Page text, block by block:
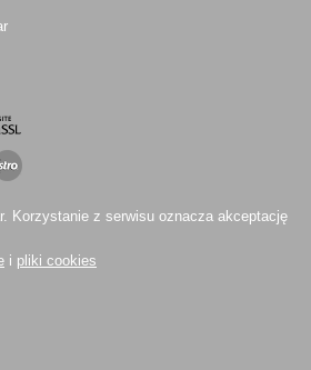
Korzystanie z serwisu oznacza akceptację
i pliki cookies